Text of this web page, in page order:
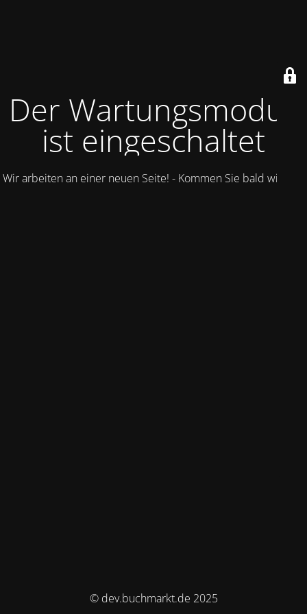
Der Wartungsmodus
ist eingeschaltet
Wir arbeiten an einer neuen Seite! - Kommen Sie bald wieder.
© dev.buchmarkt.de 2025